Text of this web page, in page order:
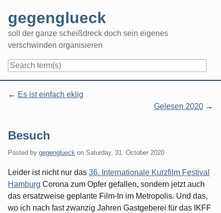
content
gegenglueck
soll der ganze scheißdreck doch sein eigenes
verschwinden organisieren
Es ist einfach eklig
Gelesen 2020
Besuch
Posted by gegenglueck on Saturday, 31. October 2020
Leider ist nicht nur das 36. Internationale Kurzfilm Festival
Hamburg Corona zum Opfer gefallen, sondern jetzt auch
das ersatzweise geplante Film-In im Metropolis. Und das,
wo ich nach fast zwanzig Jahren Gastgeberei für das IKFF